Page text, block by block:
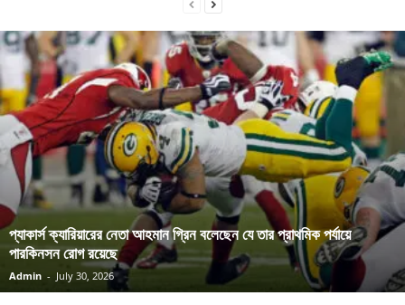
প্যাকার্স ক্যারিয়ারের নেতা আহমান গ্রিন বলেছেন যে তার প্রাথমিক পর্যায়ে
পারকিনসন রোগ রয়েছে
Admin - July 30, 2026